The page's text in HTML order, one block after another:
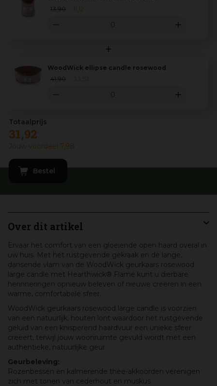
13,90 11 12
WoodWick ellipse candle rosewood
41,90 33 52
31,92
Jouw voordeel 7,98
Over dit artikel
Ervaar het comfort van een gloeiende open haard overal in
uw huis. Met het rustgevende gekraak en de lange,
dansende vlam van de WoodWick geurkaars rosewood
large candle met Hearthwick® Flame kunt u dierbare
herinneringen opnieuw beleven of nieuwe creëren in een
warme, comfortabele sfeer.
WoodWick geurkaars rosewood large candle is voorzien
van een natuurlijk, houten lont waardoor het rustgevende
geluid van een knisperend haardvuur een unieke sfeer
creëert, terwijl jouw woonruimte gevuld wordt met een
authentieke, natuurlijke geur.
Geurbeleving:
Rozenbessen en kalmerende thee-akkoorden verenigen
zich met tonen van cederhout en muskus.